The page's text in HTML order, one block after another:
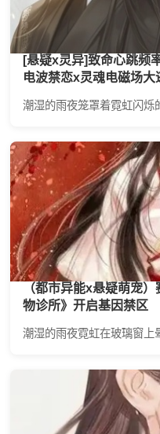
[悬疑x灵异]致命心跳频
电波禁恋x灵魂电磁场大
潮湿的雨夜笼罩着霓虹闪烁
（都市异能x悬疑萌宠
物诊所》开启基因禁区
潮湿的雨夜霓虹在玻璃窗上